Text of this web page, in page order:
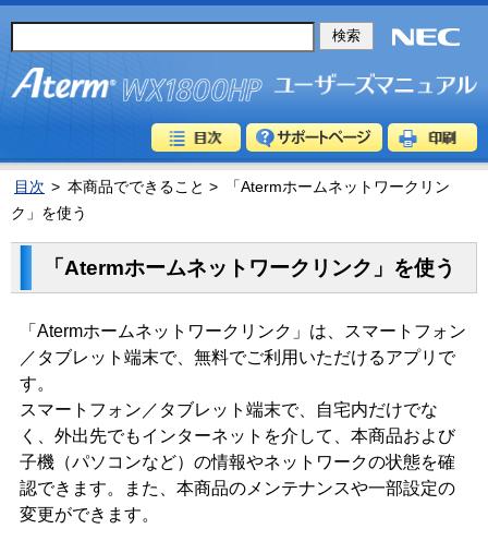
目次 > 本商品でできること >
「Atermホームネットワークリン
ク」を使う
「Atermホームネットワークリンク」を使う
「Atermホームネットワークリンク」は、スマートフォン
／タブレット端末で、無料でご利用いただけるアプリで
す。
スマートフォン／タブレット端末で、自宅内だけでな
く、外出先でもインターネットを介して、本商品および
子機（パソコンなど）の情報やネットワークの状態を確
認できます。また、本商品のメンテナンスや一部設定の
変更ができます。